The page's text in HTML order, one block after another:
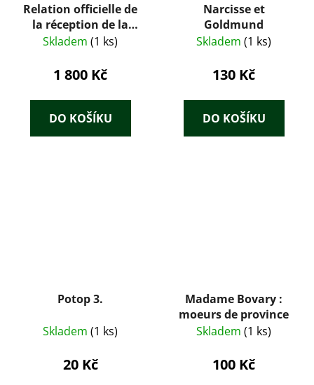
Relation officielle de
la réception de la
délégation du conseil
aux Fètes fédérales
juin 1901
Skladem (1 ks)
1 800 Kč
DO KOŠÍKU
Narcisse et
Goldmund
Skladem (1 ks)
130 Kč
DO KOŠÍKU
Potop 3.
Skladem (1 ks)
20 Kč
Madame Bovary :
moeurs de province
Skladem (1 ks)
100 Kč